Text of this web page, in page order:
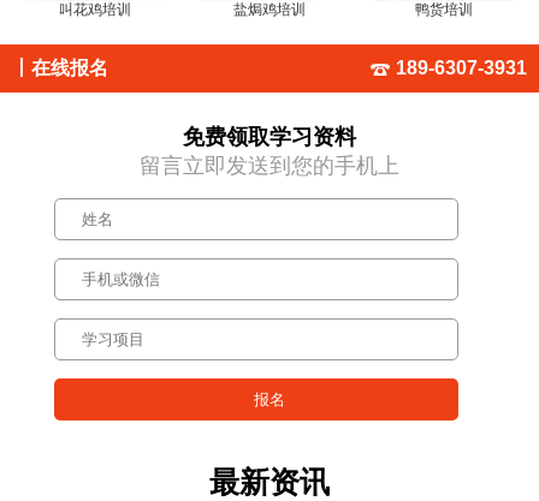
叫花鸡培训 盐焗鸡培训 鸭货培训
在线报名 189-6307-3931
免费领取学习资料
留言立即发送到您的手机上
最新资讯